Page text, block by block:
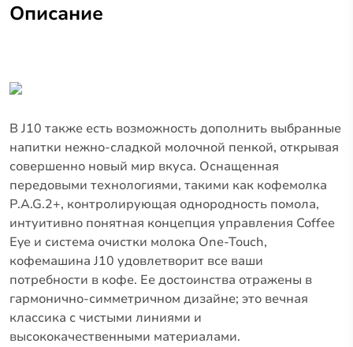
Описание
В J10 также есть возможность дополнить выбранные
напитки нежно-сладкой молочной пенкой, открывая
совершенно новый мир вкуса. Оснащенная
передовыми технологиями, такими как кофемолка
P.A.G.2+, контролирующая однородность помола,
интуитивно понятная концепция управления Coffee
Eye и система очистки молока One-Touch,
кофемашина J10 удовлетворит все ваши
потребности в кофе. Ее достоинства отражены в
гармонично-симметричном дизайне; это вечная
классика с чистыми линиями и
высококачественными материалами.